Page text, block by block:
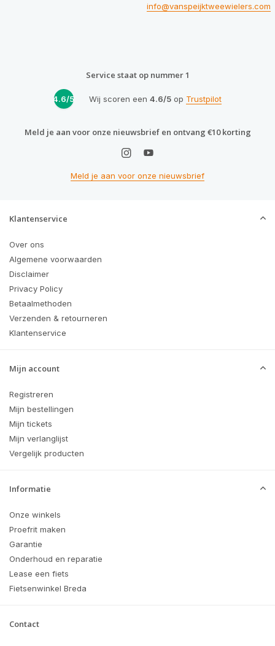
info@vanspeijktweewielers.com
Service staat op nummer 1
4.6/5 Wij scoren een 4.6/5op Trustpilot
Meld je aan voor onze nieuwsbrief en ontvang €10 korting
Meld je aan voor onze nieuwsbrief
Klantenservice
Over ons
Algemene voorwaarden
Disclaimer
Privacy Policy
Betaalmethoden
Verzenden & retourneren
Klantenservice
Mijn account
Registreren
Mijn bestellingen
Mijn tickets
Mijn verlanglijst
Vergelijk producten
Informatie
Onze winkels
Proefrit maken
Garantie
Onderhoud en reparatie
Lease een fiets
Fietsenwinkel Breda
Contact